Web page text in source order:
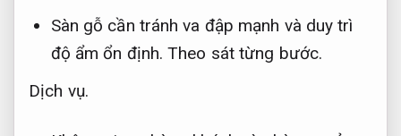
Sàn gỗ cần tránh va đập mạnh và duy trì
độ ẩm ổn định.Theo sát từng bước.
Dịch vụ.